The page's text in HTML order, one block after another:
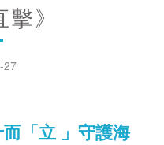
》
27
「立 」守護海